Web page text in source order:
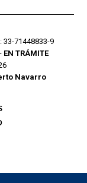
33-71448833-9
EN TRÁMITE
Navarro